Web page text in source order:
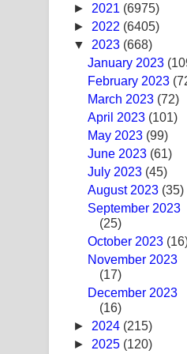
Akahe
Raawaya
Saddeta
Kaalaya
Aramuna
Sandata
Sihina
Father
► 2021 (6975)
► 2022 (6405)
▼ 2023 (668)
January 2023
February 2023
March 2023 (72)
April 2023 (101)
May 2023 (99)
June 2023 (61)
July 2023 (45)
August 2023 (35)
September 2023
(25)
October 2023
November 2023
(17)
December 2023
(16)
► 2024 (215)
► 2025 (120)